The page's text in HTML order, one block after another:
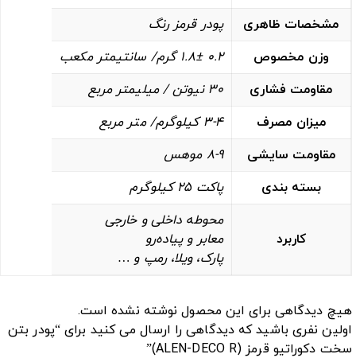
مشخصات ظاهری
پودر قرمز رنگ
وزن مخصوص
0.2 1.8± گرم/ سانتیمتر مکعب
مقاومت فشاری
30 نیوتن / میلیمتر مربع
میزان مصرف
3-4 کیلوگرم/ متر مربع
مقاومت سایشی
8-9 موهس
بسته بندی
پاکت 25 کیلوگرم
کاربرد
محوطه داخلی و خارجی
معابر و پیاده‌رو‌
پارک، ویلا‌، رمپ و …
هیچ دیدگاهی برای این محصول نوشته نشده است.
اولین نفری باشید که دیدگاهی را ارسال می کنید برای “پودر بتن
سخت دکوراتیو قرمز (ALEN-DECO R)”